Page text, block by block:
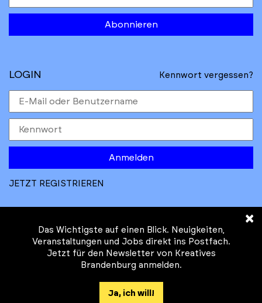
Abonnieren
LOGIN Kennwort vergessen?
Anmelden
JETZT REGISTRIEREN
© Kreatives Brandenburg im Auftrag des
Ministeriums für
Klimaschutz des Landes Brandenburg
×
Das Wichtigste auf einen Blick. Neuigkeiten,
Veranstaltungen und Jobs direkt ins Postfach.
Jetzt für den Newsletter von Kreatives
Brandenburg anmelden.
Ja, ich will!